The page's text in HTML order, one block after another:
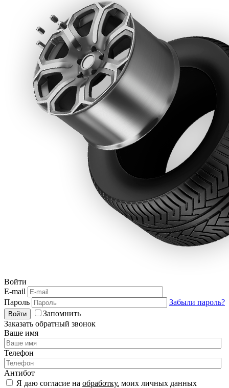
Войти
E-mail
Пароль
Забыли пароль?
Войти
Запомнить
Заказать обратный звонок
Ваше имя
Телефон
Антибот
Я даю согласие на обработку. моих личных данных